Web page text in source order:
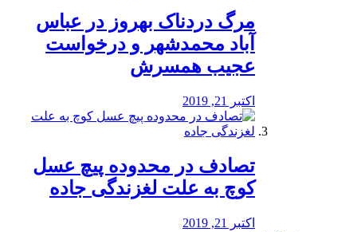
مرگ دردناک بهروز در عباس
آباد محمدشهر و درخواست
عجیب همسرش
اکتبر 21, 2019
تصادف در محدوده پیچ عسل
کوچ به علت لغزندگی جاده
اکتبر 21, 2019